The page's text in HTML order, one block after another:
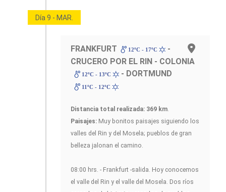
Día 9 - MAR.
FRANKFURT 12ºC - 17ºC
-
CRUCERO POR EL RIN - COLONIA
12ºC - 13ºC - DORTMUND
11ºC - 12ºC
Distancia total realizada: 369 km.
Paisajes: Muy bonitos paisajes siguiendo los
valles del Rin y del Mosela; pueblos de gran
belleza jalonan el camino.
08:00 hrs. - Frankfurt -salida. Hoy conocemos
el valle del Rin y el valle del Mosela. Dos ríos